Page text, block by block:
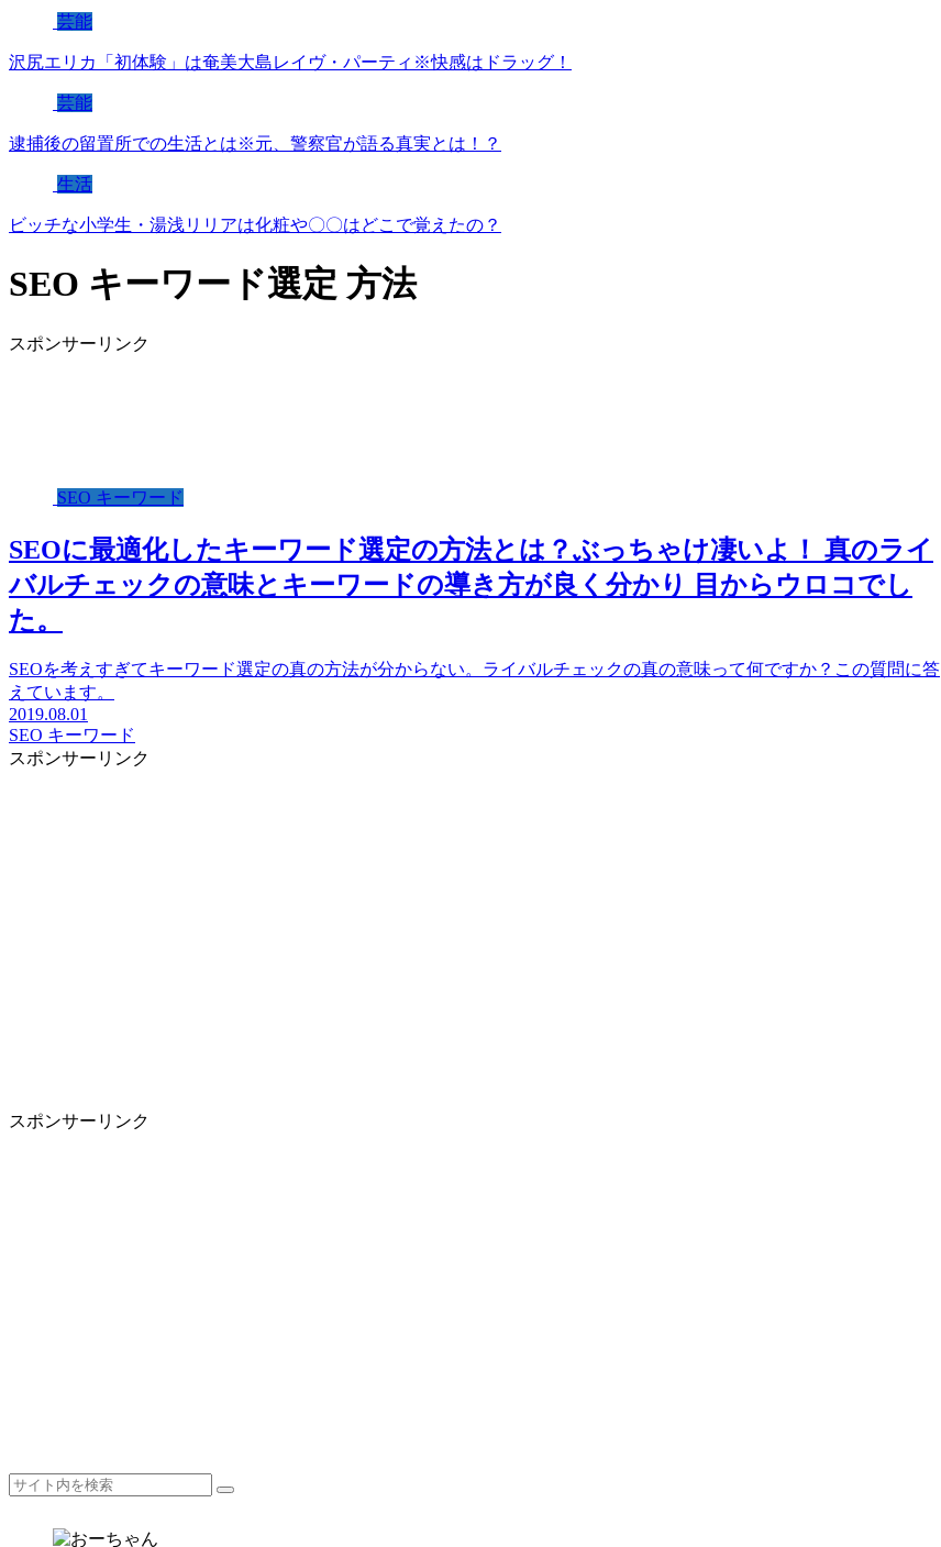
芸能
沢尻エリカ「初体験」は奄美大島レイヴ・パーティ※快感はドラッグ！
芸能
逮捕後の留置所での生活とは※元、警察官が語る真実とは！？
生活
ビッチな小学生・湯浅リリアは化粧や〇〇はどこで覚えたの？
SEO キーワード選定 方法
スポンサーリンク
SEO キーワード
SEOに最適化したキーワード選定の方法とは？ぶっちゃけ凄いよ！ 真のライ
バルチェックの意味とキーワードの導き方が良く分かり 目からウロコでし
た。
SEOを考えすぎてキーワード選定の真の方法が分からない。ライバルチェックの真の意味って何ですか？この質問に答
えています。
2019.08.01
SEO キーワード
スポンサーリンク
スポンサーリンク